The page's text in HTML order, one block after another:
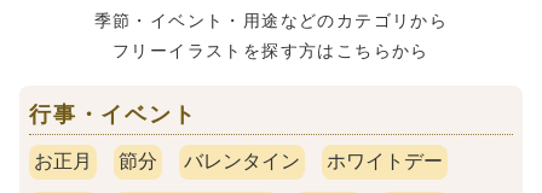
季節・イベント・用途などのカテゴリから
フリーイラストを探す方はこちらから
行事・イベント
お正月 節分 バレンタイン ホワイトデー